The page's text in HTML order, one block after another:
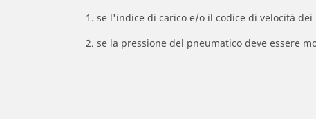
1. se l'indice di carico e/o il codice di velocità
2. se la pressione del pneumatico deve essere